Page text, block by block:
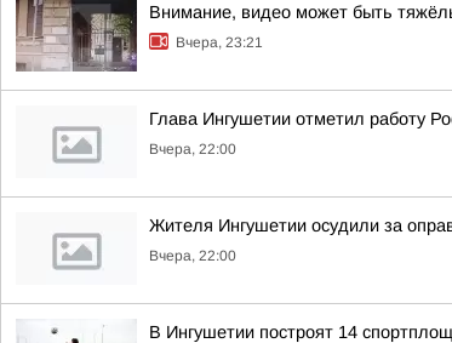
Внимание, видео может быть
Вчера, 23:21
Глава Ингушетии отметил работу
Вчера, 22:00
Жителя Ингушетии осудили за
Вчера, 22:00
В Ингушетии построят 14